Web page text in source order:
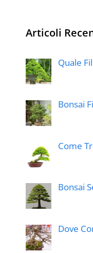
Articoli
Quale
Bonsai
Come
Bonsai
Dove